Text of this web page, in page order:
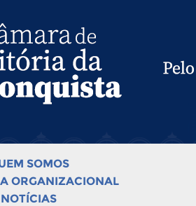
SOMOS
ORGANIZACIONAL
NOTÍCIAS